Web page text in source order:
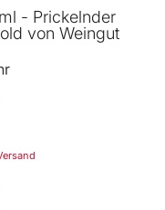
- Prickelnder
von Weingut